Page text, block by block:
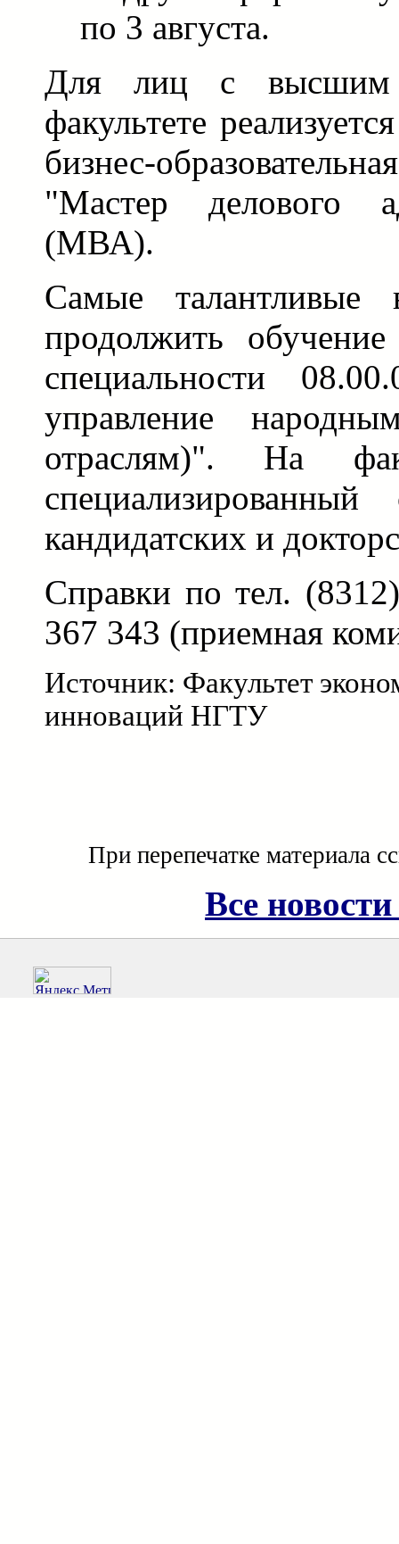
по 3 августа.
Для лиц с высшим
факультете
бизнес-
"Мастер делового
(МВА).
Самые талантливые
продолжить
специальности
управление
отраслям)". На
кандидатских и
Справки по тел.
367 343 (приемная
Источник: Факультет
инноваций НГТУ
При перепечатке материала
Все